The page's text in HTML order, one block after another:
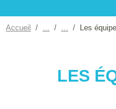
Accueil Les
LES